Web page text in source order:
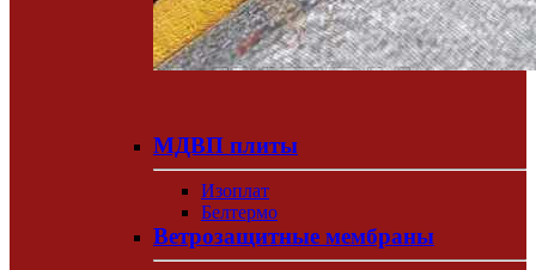
МДВП плиты
Изоплат
Белтермо
Ветрозащитные мембраны